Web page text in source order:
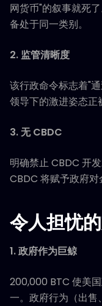
网货币"的叙事就死
备处于同一类别。
2. 监管清晰度
该行政命令标志着"
领导下的激进姿态正
3. 无 CBDC
明确禁止 CBDC 开
CBDC 将赋予政府对
令人担忧
1. 政府作为巨鲸
200,000 BTC 使美
一。政府行为（出